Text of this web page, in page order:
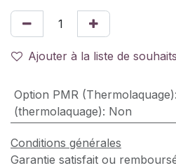
Ajouter à la liste de souhaits
Option PMR (Thermolaquage):
(thermolaquage): Non
Conditions générales
Garantie satisfait ou